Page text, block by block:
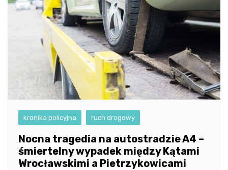
kronika policyjna ruch drogowy
Nocna tragedia na autostradzie A4 –
śmiertelny wypadek między Kątami
Wrocławskimi a Pietrzykowicami